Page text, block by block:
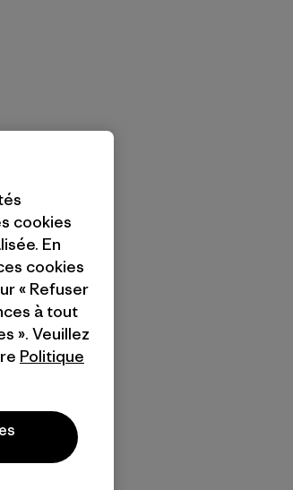
cookies
En
cookies
« Refuser
à tout
». Veuillez
Politique